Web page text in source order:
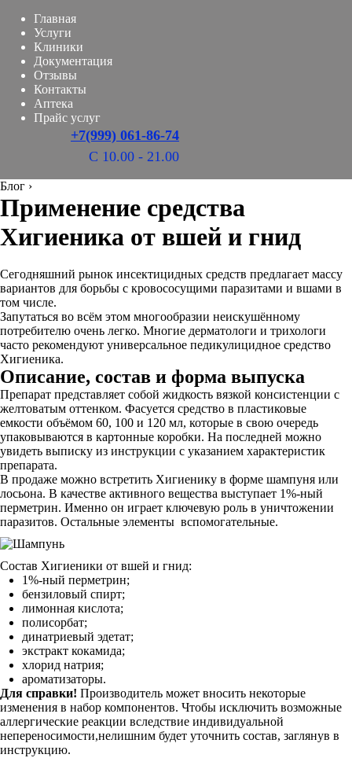
Главная
Услуги
Клиники
Документация
Отзывы
Контакты
Аптека
Прайс услуг
+7(999) 061-86-74
С 10.00 - 21.00
Блог ›
Применение средства
Хигиеника от вшей и гнид
Сегодняшний рынок инсектицидных средств предлагает массу
вариантов для борьбы с кровососущими паразитами и вшами в
том числе.
Запутаться во всём этом многообразии неискушённому
потребителю очень легко. Многие дерматологи и трихологи
часто рекомендуют универсальное педикулицидное средство
Хигиеника.
Описание, состав и форма выпуска
Препарат представляет собой жидкость вязкой консистенции с
желтоватым оттенком. Фасуется средство в пластиковые
емкости объёмом 60, 100 и 120 мл, которые в свою очередь
упаковываются в картонные коробки. На последней можно
увидеть выписку из инструкции с указанием характеристик
препарата.
В продаже можно встретить Хигиенику в форме шампуня или
лосьона. В качестве активного вещества выступает 1%-ный
перметрин. Именно он играет ключевую роль в уничтожении
паразитов. Остальные элементы вспомогательные.
Состав Хигиеники от вшей и гнид:
1%-ный перметрин;
бензиловый спирт;
лимонная кислота;
полисорбат;
динатриевый эдетат;
экстракт кокамида;
хлорид натрия;
ароматизаторы.
Для справки! Производитель может вносить некоторые
изменения в набор компонентов. Чтобы исключить возможные
аллергические реакции вследствие индивидуальной
непереносимости,нелишним будет уточнить состав, заглянув в
инструкцию.